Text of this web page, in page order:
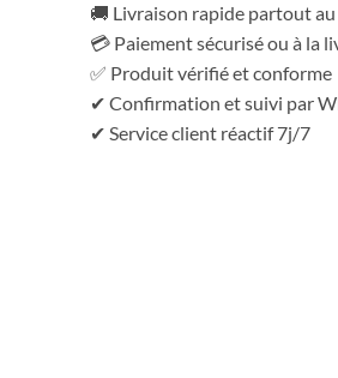
🚚 Livraison rapide partout
💳 Paiement sécurisé ou à la
✅ Produit vérifié et conforme
✔ Confirmation et suivi par
✔ Service client réactif 7j/7